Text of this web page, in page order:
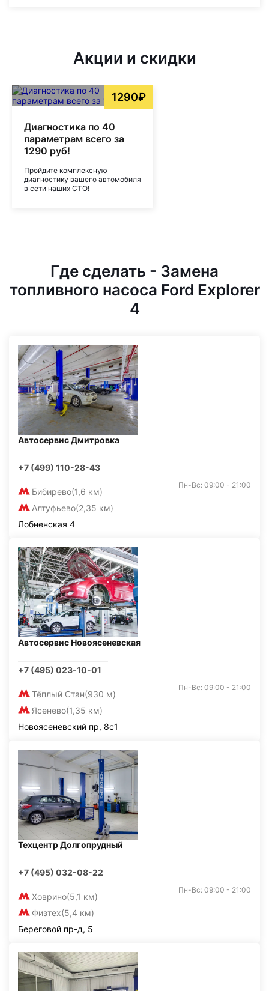
Акции и скидки
1290₽
Диагностика по 40
параметрам всего за
1290 руб!
Пройдите комплексную
диагностику вашего автомобиля
в сети наших СТО!
Где сделать - Замена
топливного насоса Ford Explorer
4
Автосервис Дмитровка
+7 (499) 110-28-43
Бибирево(1,6 км)
Алтуфьево(2,35 км)
Пн-Вс: 09:00 - 21:00
Лобненская 4
Автосервис Новоясеневская
+7 (495) 023-10-01
Тёплый Стан(930 м)
Ясенево(1,35 км)
Пн-Вс: 09:00 - 21:00
Новоясеневский пр, 8с1
Техцентр Долгопрудный
+7 (495) 032-08-22
Ховрино(5,1 км)
Физтех(5,4 км)
Пн-Вс: 09:00 - 21:00
Береговой пр-д, 5